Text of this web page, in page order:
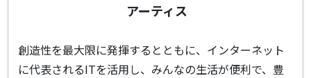
アーティス
創造性を最大限に発揮するとともに、インターネット
に代表されるITを活用し、みんなの生活が便利で、豊